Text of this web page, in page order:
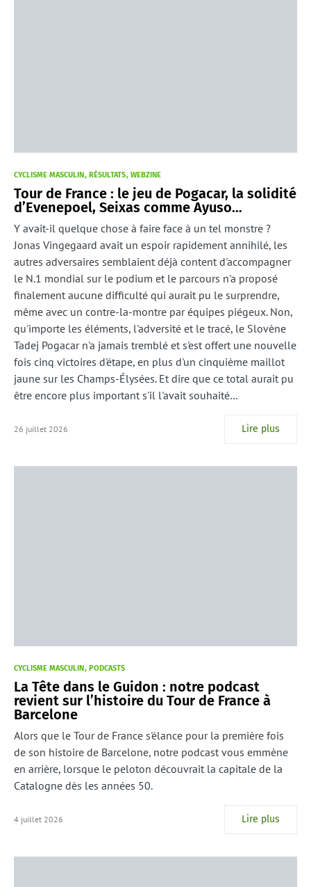
CYCLISME MASCULIN RÉSULTATS WEBZINE
Tour de France : le jeu de Pogacar, la solidité
d’Evenepoel, Seixas comme Ayuso…
Y avait-il quelque chose à faire face à un tel monstre ?
Jonas Vingegaard avait un espoir rapidement annihilé, les
autres adversaires semblaient déjà content d'accompagner
le N.1 mondial sur le podium et le parcours n'a proposé
finalement aucune difficulté qui aurait pu le surprendre,
même avec un contre-la-montre par équipes piégeux. Non,
qu'importe les éléments, l'adversité et le tracé, le Slovène
Tadej Pogacar n'a jamais tremblé et s'est offert une nouvelle
fois cinq victoires d'étape, en plus d'un cinquième maillot
jaune sur les Champs-Élysées. Et dire que ce total aurait pu
être encore plus important s'il l'avait souhaité…
26 juillet 2026 Lire plus
CYCLISME MASCULIN PODCASTS
La Tête dans le Guidon : notre podcast
revient sur l’histoire du Tour de France à
Barcelone
Alors que le Tour de France s'élance pour la première fois
de son histoire de Barcelone, notre podcast vous emmène
en arrière, lorsque le peloton découvrait la capitale de la
Catalogne dès les années 50.
4 juillet 2026 Lire plus